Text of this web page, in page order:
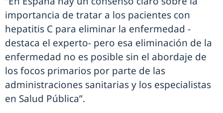
importancia de tratar a los pacientes con
hepatitis C para eliminar la enfermedad -
destaca el experto- pero esa eliminación de la
enfermedad no es posible sin el abordaje de
los focos primarios por parte de las
administraciones sanitarias y los especialistas
en Salud Pública”.